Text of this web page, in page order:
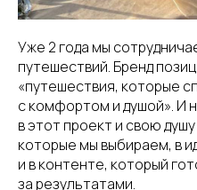
Уже 2 года мы
путешествий. Бренд
«путешествия, которые
с комфортом и душой». И
в этот проект и свою
которые мы выбираем, в
и в контенте, который
за результатами.